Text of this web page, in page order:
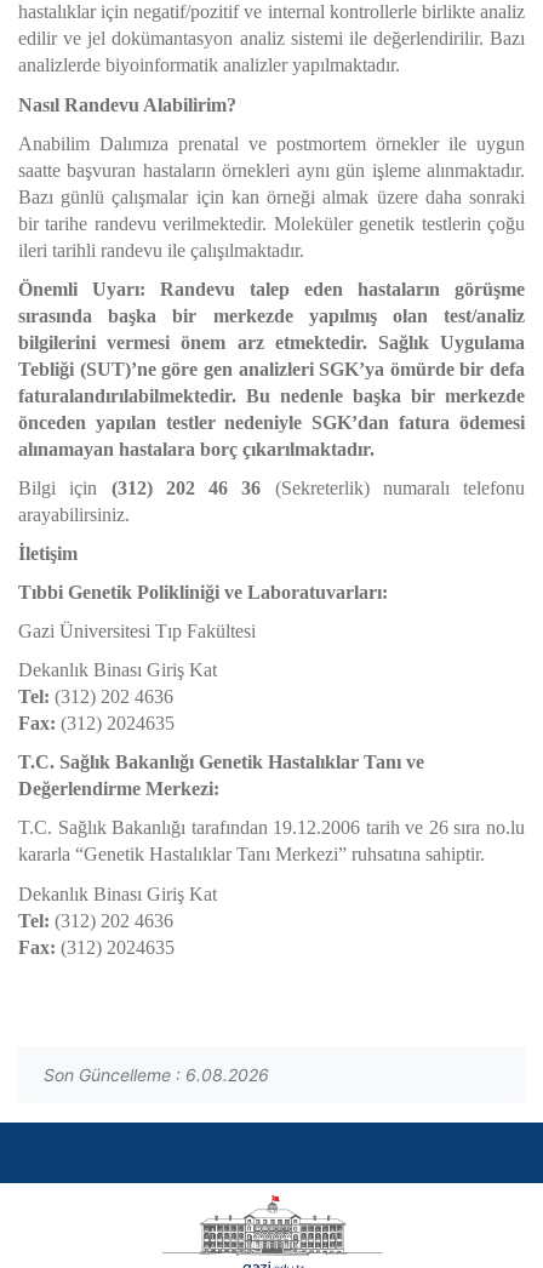
hastalıklar için negatif/pozitif ve internal kontrollerle birlikte analiz
edilir ve jel dokümantasyon analiz sistemi ile değerlendirilir. Bazı
analizlerde biyoinformatik analizler yapılmaktadır.
Nasıl Randevu Alabilirim?
Anabilim Dalımıza prenatal ve postmortem örnekler ile uygun
saatte başvuran hastaların örnekleri aynı gün işleme alınmaktadır.
Bazı günlü çalışmalar için kan örneği almak üzere daha sonraki
bir tarihe randevu verilmektedir. Moleküler genetik testlerin çoğu
ileri tarihli randevu ile çalışılmaktadır.
Önemli Uyarı: Randevu talep eden hastaların görüşme
sırasında başka bir merkezde yapılmış olan test/analiz
bilgilerini vermesi önem arz etmektedir. Sağlık Uygulama
Tebliği (SUT)’ne göre gen analizleri SGK’ya ömürde bir defa
faturalandırılabilmektedir. Bu nedenle başka bir merkezde
önceden yapılan testler nedeniyle SGK’dan fatura ödemesi
alınamayan hastalara borç çıkarılmaktadır.
Bilgi için (312) 202 46 36 (Sekreterlik) numaralı telefonu
arayabilirsiniz.
İletişim
Tıbbi Genetik Polikliniği ve Laboratuvarları:
Gazi Üniversitesi Tıp Fakültesi
Dekanlık Binası Giriş Kat
Tel: (312) 202 4636
Fax: (312) 2024635
T.C. Sağlık Bakanlığı Genetik Hastalıklar Tanı ve
Değerlendirme Merkezi:
T.C. Sağlık Bakanlığı tarafından 19.12.2006 tarih ve 26 sıra no.lu
kararla “Genetik Hastalıklar Tanı Merkezi” ruhsatına sahiptir.
Dekanlık Binası Giriş Kat
Tel: (312) 202 4636
Fax: (312) 2024635
Son Güncelleme : 6.08.2026